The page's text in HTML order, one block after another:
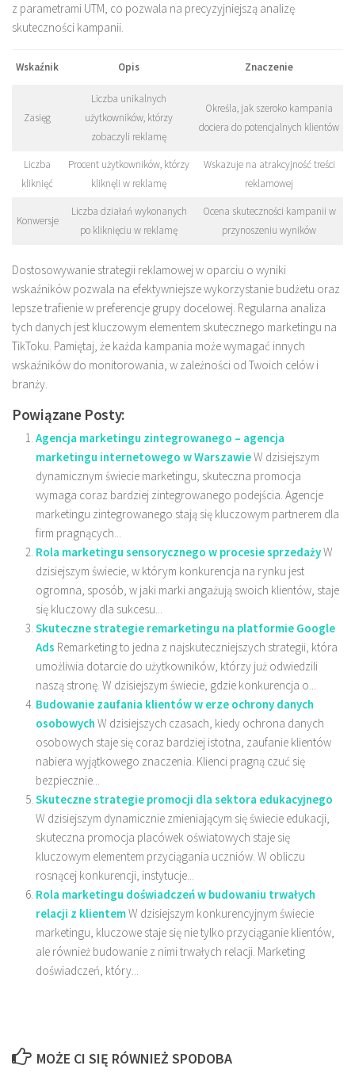
z parametrami UTM, co pozwala na precyzyjniejszą analizę
skuteczności kampanii.
Wskaźnik Opis Znaczenie
Zasięg
Liczba unikalnych
użytkowników, którzy
zobaczyli reklamę
Określa, jak szeroko kampania
dociera do potencjalnych klientów
Liczba
kliknięć
Procent użytkowników, którzy
kliknęli w reklamę
Wskazuje na atrakcyjność treści
reklamowej
Konwersje
Liczba działań wykonanych
po kliknięciu w reklamę
Ocena skuteczności kampanii w
przynoszeniu wyników
Dostosowywanie strategii reklamowej w oparciu o wyniki
wskaźników pozwala na efektywniejsze wykorzystanie budżetu oraz
lepsze trafienie w preferencje grupy docelowej. Regularna analiza
tych danych jest kluczowym elementem skutecznego marketingu na
TikToku. Pamiętaj, że każda kampania może wymagać innych
wskaźników do monitorowania, w zależności od Twoich celów i
branży.
Powiązane Posty:
Agencja marketingu zintegrowanego – agencja
marketingu internetowego w WarszawieW dzisiejszym
dynamicznym świecie marketingu, skuteczna promocja
wymaga coraz bardziej zintegrowanego podejścia. Agencje
marketingu zintegrowanego stają się kluczowym partnerem dla
firm pragnących...
Rola marketingu sensorycznego w procesie sprzedażyW
dzisiejszym świecie, w którym konkurencja na rynku jest
ogromna, sposób, w jaki marki angażują swoich klientów, staje
się kluczowy dla sukcesu...
Skuteczne strategie remarketingu na platformie Google
Ads Remarketing to jedna z najskuteczniejszych strategii, która
umożliwia dotarcie do użytkowników, którzy już odwiedzili
naszą stronę. W dzisiejszym świecie, gdzie konkurencja o...
Budowanie zaufania klientów w erze ochrony danych
osobowych W dzisiejszych czasach, kiedy ochrona danych
osobowych staje się coraz bardziej istotna, zaufanie klientów
nabiera wyjątkowego znaczenia. Klienci pragną czuć się
bezpiecznie...
Skuteczne strategie promocji dla sektora edukacyjnego
W dzisiejszym dynamicznie zmieniającym się świecie edukacji,
skuteczna promocja placówek oświatowych staje się
kluczowym elementem przyciągania uczniów. W obliczu
rosnącej konkurencji, instytucje...
Rola marketingu doświadczeń w budowaniu trwałych
relacji z klientemW dzisiejszym konkurencyjnym świecie
marketingu, kluczowe staje się nie tylko przyciąganie klientów,
ale również budowanie z nimi trwałych relacji. Marketing
doświadczeń, który...
MOŻE CI SIĘ RÓWNIEŻ SPODOBA